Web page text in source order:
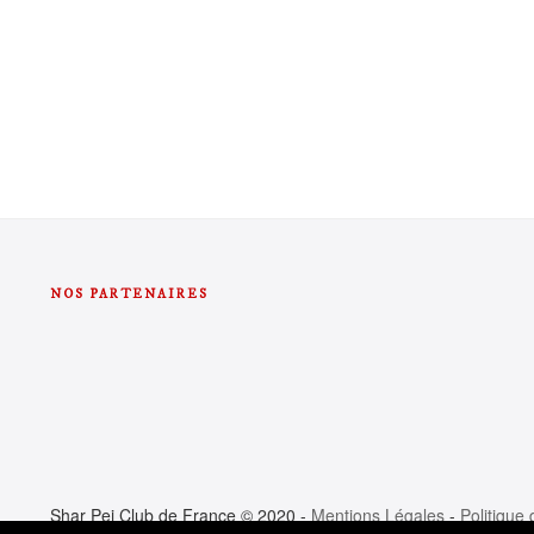
NOS PARTENAIRES
Shar Pei Club de France © 2020 - Mentions Légales - Politique